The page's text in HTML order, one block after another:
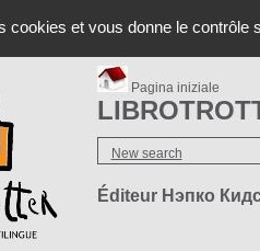
Pagina iniziale
New search
Éditeur Нэпко
Il progetto
cookies et vous donne le contrôle